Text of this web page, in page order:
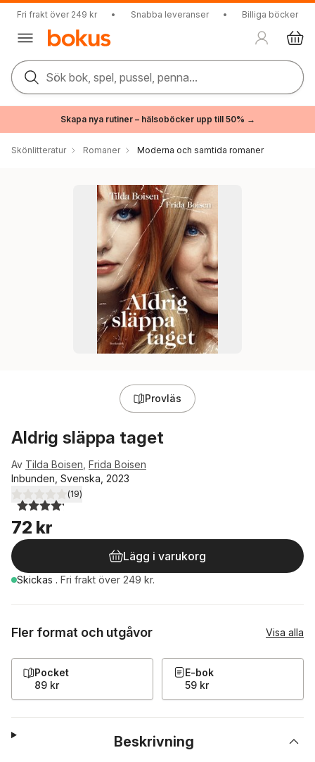
Fri frakt över 249 kr • Snabba leveranser • Billiga böcker
Sök bok, spel, pussel, penna...
Skapa nya rutiner – hälsoböcker upp till 50% →
Skönlitteratur Romaner Moderna och samtida romaner
Provläs
Aldrig släppa taget
Av Tilda Boisen Frida Boisen
Inbunden, Svenska, 2023
4,2utav 5 stjärnor. Totalt antal röster:
(19)
72 kr
Lägg i varukorg
Skickas . Fri frakt över 249 kr.
Fler format och utgåvor Visa alla
Pocket
89 kr
E-bok
59 kr
Beskrivning